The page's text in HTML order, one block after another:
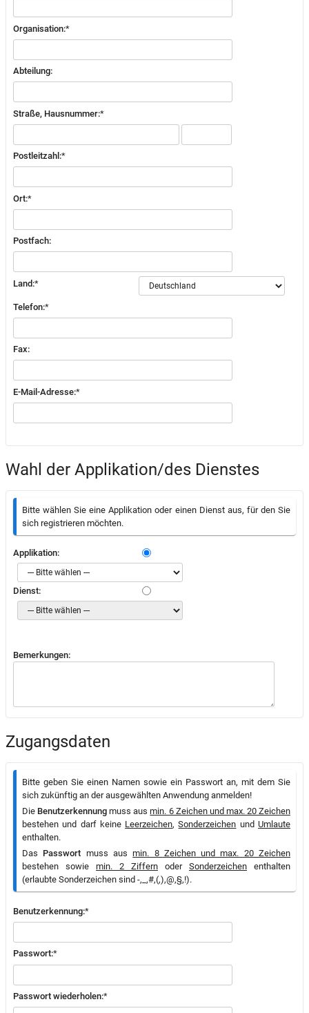
Organisation:*
Abteilung:
Straße, Hausnummer:*
Postleitzahl:*
Ort:*
Postfach:
Land:*
Telefon:*
Fax:
E-Mail-Adresse:*
Wahl der Applikation/des Dienstes
Bitte wählen Sie eine Applikation oder einen Dienst aus, für den Sie
sich registrieren möchten.
Applikation:
Dienst:
Bemerkungen:
Zugangsdaten
Bitte geben Sie einen Namen sowie ein Passwort an, mit dem Sie
sich zukünftig an der ausgewählten Anwendung anmelden!
Die Benutzerkennung muss ausmin. 6 Zeichen und max. 20 Zeichen
bestehen und darf keine Leerzeichen,Sonderzeichen undUmlaute
enthalten.
Das Passwort muss ausmin. 8 Zeichen und max. 20 Zeichen
bestehen sowie min. 2 Ziffern oder Sonderzeichen enthalten
(erlaubte Sonderzeichen sind -,_,#,(,),@,§,!).
Benutzerkennung:*
Passwort:*
Passwort wiederholen:*